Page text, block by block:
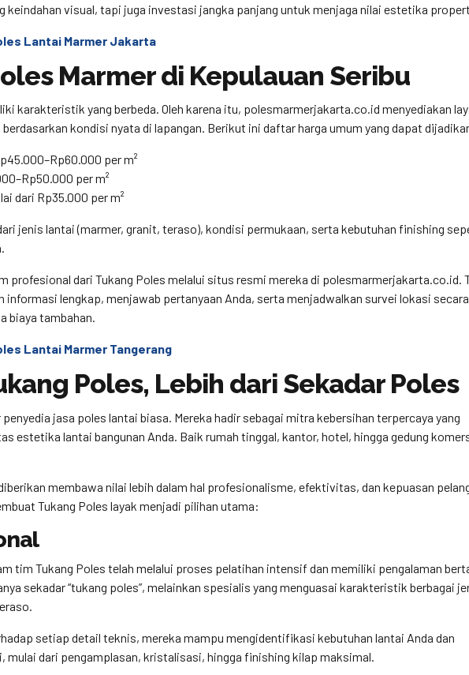
keindahan visual, tapi juga investasi jangka panjang untuk menjaga nilai estetika
Lantai Marmer Jakarta
Marmer di Kepulauan Seribu
karakteristik yang berbeda. Oleh karena itu, polesmarmerjakarta.co.id menyediakan
kondisi nyata di lapangan. Berikut ini daftar harga umum yang dapat
per m²
per m²
dari Rp35.000 per m²
jenis lantai (marmer, granit, teraso), kondisi permukaan, serta kebutuhan finishing
profesional dari Tukang Poles melalui situs resmi mereka di polesmarmerjakarta.co.id.
lengkap, menjawab pertanyaan Anda, serta menjadwalkan survei lokasi secara
biaya tambahan.
Lantai Marmer Tangerang
Poles, Lebih dari Sekadar Poles
jasa poles lantai biasa. Mereka hadir sebagai mitra kebersihan terpercaya yang
estetika lantai bangunan Anda. Baik rumah tinggal, kantor, hotel, hingga gedung
membawa nilai lebih dalam hal profesionalisme, efektivitas, dan kepuasan
Tukang Poles layak menjadi pilihan utama:
tim Tukang Poles telah melalui proses pelatihan intensif dan memiliki pengalaman
sekadar “tukang poles”, melainkan spesialis yang menguasai karakteristik berbagai
setiap detail teknis, mereka mampu mengidentifikasi kebutuhan lantai Anda dan
mulai dari pengamplasan, kristalisasi, hingga finishing kilap maksimal.